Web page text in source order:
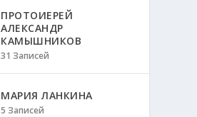
ПРОТОИЕРЕЙ
АЛЕКСАНДР
КАМЫШНИКОВ
31 Записей
МАРИЯ ЛАНКИНА
5 Записей